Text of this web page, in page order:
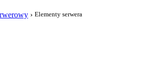
› Elementy serwera